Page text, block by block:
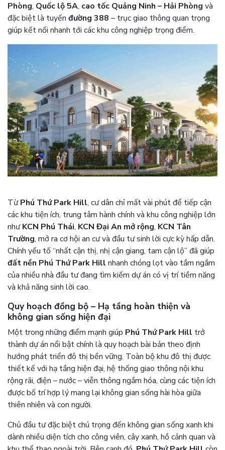
Phòng, Quốc lộ 5A, cao tốc Quảng Ninh – Hải Phòng và
đặc biệt là tuyến đường 388 – trục giao thông quan trọng
giúp kết nối nhanh tới các khu công nghiệp trọng điểm.
TừPhú Thứ Park Hill, cư dân chỉ mất vài phút để tiếp cận
các khu tiện ích, trung tâm hành chính và khu công nghiệp lớn
nhưKCN Phú Thái, KCN Đại An mở rộng, KCN Tân
Trường, mở ra cơ hội an cư và đầu tư sinh lời cực kỳ hấp dẫn.
Chính yếu tố “nhất cận thị, nhị cận giang, tam cận lộ” đã giúp
đất nền Phú Thứ Park Hill nhanh chóng lọt vào tầm ngắm
của nhiều nhà đầu tư đang tìm kiếm dự án có vị trí tiềm năng
và khả năng sinh lời cao.
Quy hoạch đồng bộ – Hạ tầng hoàn thiện và
không gian sống hiện đại
Một trong những điểm mạnh giúp Phú Thứ Park Hill trở
thành dự án nổi bật chính là quy hoạch bài bản theo định
hướng phát triển đô thị bền vững. Toàn bộ khu đô thị được
thiết kế với hạ tầng hiện đại, hệ thống giao thông nội khu
rộng rãi, điện – nước – viễn thông ngầm hóa, cùng các tiện ích
được bố trí hợp lý mang lại không gian sống hài hòa giữa
thiên nhiên và con người.
Chủ đầu tư đặc biệt chú trọng đến không gian sống xanh khi
dành nhiều diện tích cho công viên, cây xanh, hồ cảnh quan và